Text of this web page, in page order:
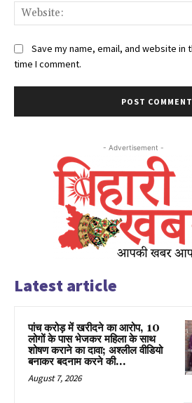
Save my name, email, and website
time I comment.
- Advertisement -
Latest article
पांच करोड़ में खरीदने का आरोप, 10
लोगों के पास भेजकर महिला के साथ
शोषण कराने का दावा; अश्लील वीडियो
बनाकर बदनाम करने की...
August 7, 2026